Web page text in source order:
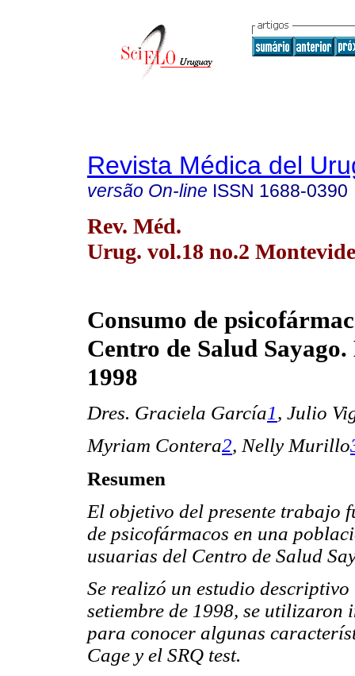
Revista Médica del
versão On-line ISSN 1688-0390
Rev. Méd.
Urug. vol.18 no.2
Consumo de
Centro de Salud
1998
Dres. Graciela García1, Julio
Myriam Contera2, Nelly Murillo
Resumen
El objetivo del presente trabajo
de psicofármacos en una
usuarias del Centro de Salud
Se realizó un estudio
setiembre de 1998, se utilizaron
para conocer algunas
Cage y el SRQ test.